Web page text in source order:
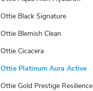
Ottie Black Signature
Ottie Blemish Clean
Ottie Cicacera
Ottie Platinum Aura Active
Ottie Gold Prestige Resilience